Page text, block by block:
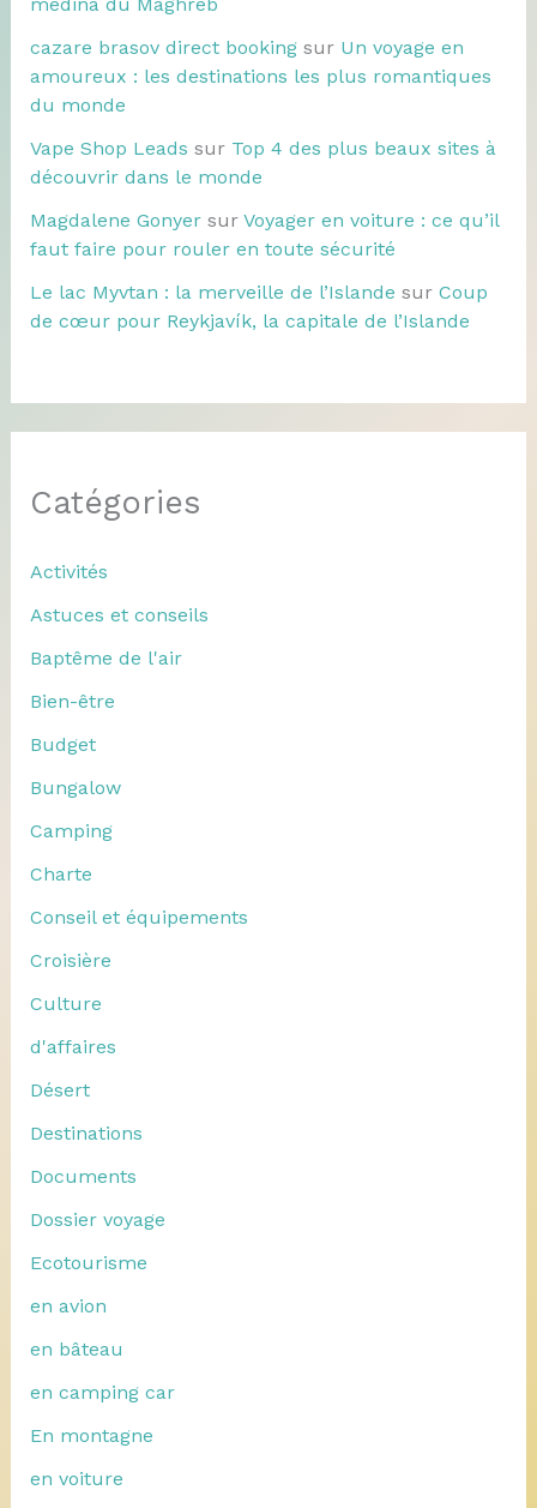
cazare brasov direct bookingsur Un voyage en
amoureux : les destinations les plus romantiques
du monde
Vape Shop Leads sur Top 4 des plus beaux sites à
découvrir dans le monde
Magdalene Gonyersur Voyager en voiture : ce qu’il
faut faire pour rouler en toute sécurité
Le lac Myvtan : la merveille de l’Islande sur Coup
de cœur pour Reykjavík, la capitale de l’Islande
Catégories
Activités
Astuces et conseils
Baptême de l'air
Bien-être
Budget
Bungalow
Camping
Charte
Conseil et équipements
Croisière
Culture
d'affaires
Désert
Destinations
Documents
Dossier voyage
Ecotourisme
en avion
en bâteau
en camping car
En montagne
en voiture